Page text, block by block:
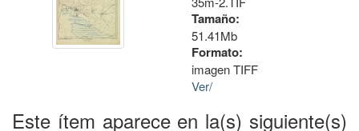
Tamaño:
51.41Mb
Formato:
imagen TIFF
Ver/
Este ítem aparece en la(s) siguiente(s)